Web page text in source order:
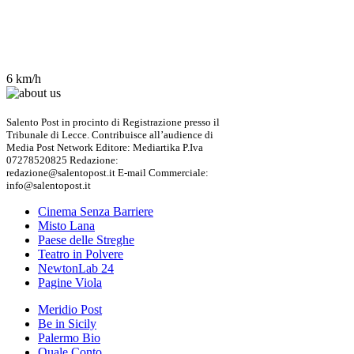
6 km/h
Salento Post in procinto di Registrazione presso il
Tribunale di Lecce. Contribuisce all’audience di
Media Post Network Editore: Mediartika P.Iva
07278520825 Redazione:
redazione@salentopost.it E-mail Commerciale:
info@salentopost.it
Cinema Senza Barriere
Misto Lana
Paese delle Streghe
Teatro in Polvere
NewtonLab 24
Pagine Viola
Meridio Post
Be in Sicily
Palermo Bio